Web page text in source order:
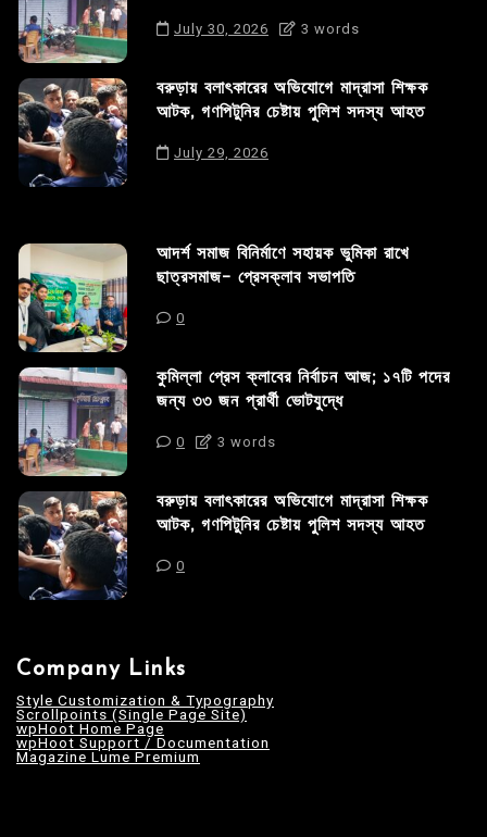
July 30, 2026 3 words
বরুড়ায় বলাৎকারের অভিযোগে মাদ্রাসা শিক্ষক
আটক, গণপিটুনির চেষ্টায় পুলিশ সদস্য আহত
July 29, 2026
আদর্শ সমাজ বিনির্মাণে সহায়ক ভুমিকা রাখে
ছাত্রসমাজ- প্রেসক্লাব সভাপতি
0
কুমিল্লা প্রেস ক্লাবের নির্বাচন আজ; ১৭টি পদের
জন্য ৩৩ জন প্রার্থী ভোটযুদ্ধে
0 3 words
বরুড়ায় বলাৎকারের অভিযোগে মাদ্রাসা শিক্ষক
আটক, গণপিটুনির চেষ্টায় পুলিশ সদস্য আহত
0
Company Links
Style Customization & Typography
Scrollpoints (Single Page Site)
wpHoot Home Page
wpHoot Support / Documentation
Magazine Lume Premium